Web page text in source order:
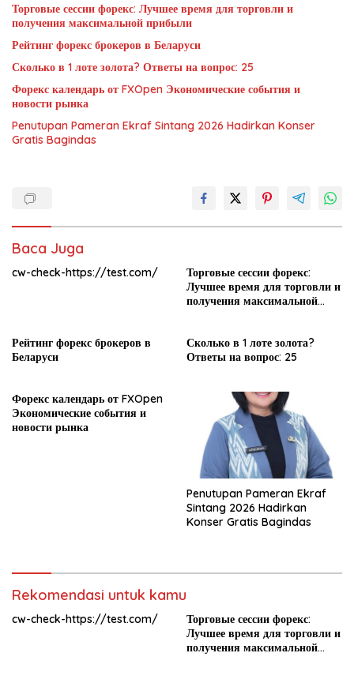
Торговые сессии форекс: Лучшее время для торговли и
получения максимальной прибыли
Рейтинг форекс брокеров в Беларуси
Сколько в 1 лоте золота? Ответы на вопрос: 25
Форекс календарь от FXOpen Экономические события и
новости рынка
Penutupan Pameran Ekraf Sintang 2026 Hadirkan Konser
Gratis Bagindas
Baca Juga
cw-check-https://test.com/
Торговые сессии форекс:
Лучшее время для торговли и
получения максимальной
Рейтинг форекс брокеров в
Беларуси
Сколько в 1 лоте золота?
Ответы на вопрос: 25
Форекс календарь от FXOpen
Экономические события и
новости рынка
Penutupan Pameran Ekraf
Sintang 2026 Hadirkan
Konser Gratis Bagindas
Rekomendasi untuk kamu
cw-check-https://test.com/
Торговые сессии форекс:
Лучшее время для торговли и
получения максимальной